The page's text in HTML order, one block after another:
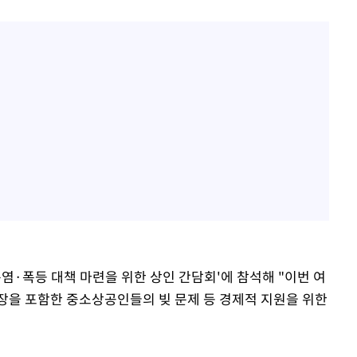
·폭등 대책 마련을 위한 상인 간담회'에 참석해 "이번 여
포함한 중소상공인들의 빚 문제 등 경제적 지원을 위한